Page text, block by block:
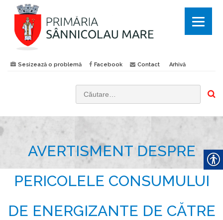
Sesizează o problemă Facebook Contact Arhivă
AVERTISMENT DESPRE
PERICOLELE CONSUMULUI
DE ENERGIZANTE DE CĂTRE